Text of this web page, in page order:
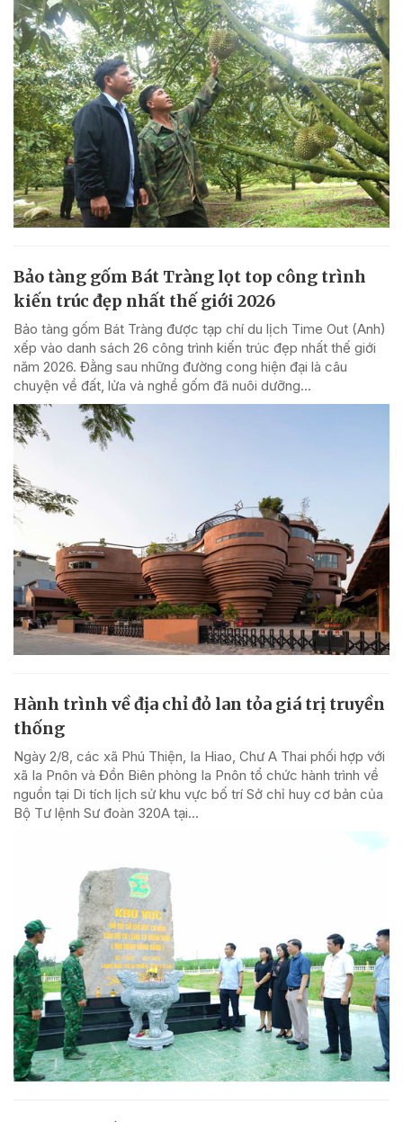
Bảo tàng gốm Bát Tràng lọt top công trình
kiến trúc đẹp nhất thế giới 2026
Bảo tàng gốm Bát Tràng được tạp chí du lịch Time Out (Anh)
xếp vào danh sách 26 công trình kiến trúc đẹp nhất thế giới
năm 2026. Đằng sau những đường cong hiện đại là câu
chuyện về đất, lửa và nghề gốm đã nuôi dưỡng...
Hành trình về địa chỉ đỏ lan tỏa giá trị truyền
thống
Ngày 2/8, các xã Phú Thiện, Ia Hiao, Chư A Thai phối hợp với
xã Ia Pnôn và Đồn Biên phòng Ia Pnôn tổ chức hành trình về
nguồn tại Di tích lịch sử khu vực bố trí Sở chỉ huy cơ bản của
Bộ Tư lệnh Sư đoàn 320A tại...